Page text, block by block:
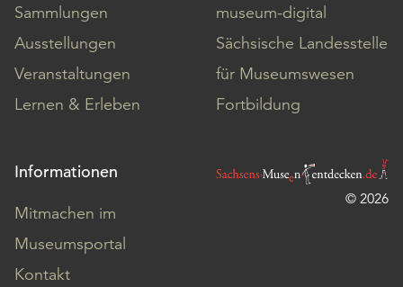
Sammlungen
Ausstellungen
Veranstaltungen
Lernen & Erleben
museum-digital
Sächsische Landesstelle
für Museumswesen
Fortbildung
Informationen
Mitmachen im
Museumsportal
Kontakt
© 2026